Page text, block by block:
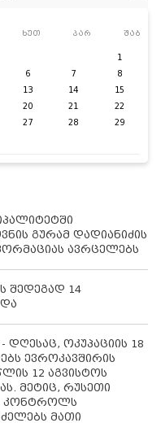
ხუთ პარ შაბ
1
6 7
8
13 14
15
20 21
22
27 28
29
გურამ დადიანიძის
ავრცელებს
შედეგად 14
დღესაც, ოკუპაციის 18
ევროკავშირის
12 აგვისტოს
მეტიც, რუსეთი
კონტროლს
მათი